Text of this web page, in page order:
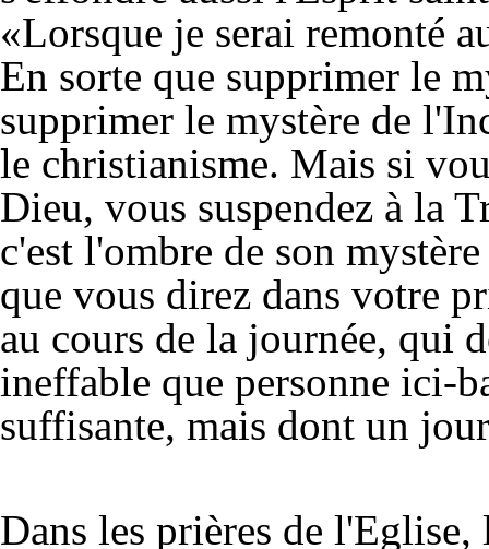
«Lorsque je serai remonté
En sorte que supprimer le
supprimer le mystère de
le christianisme. Mais si
Dieu, vous suspendez à la
c'est l'ombre de son
que vous direz dans votre
au cours de la journée, qui
ineffable que personne ici-
suffisante, mais dont un
Dans les prières de